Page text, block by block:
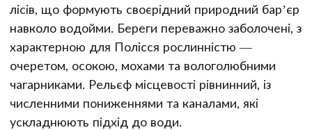
лісів, що формують своєрідний природний бар’єр
навколо водойми. Береги переважно заболочені, з
характерною для Полісся рослинністю —
очеретом, осокою, мохами та вологолюбними
чагарниками. Рельєф місцевості рівнинний, із
численними пониженнями та каналами, які
ускладнюють підхід до води.